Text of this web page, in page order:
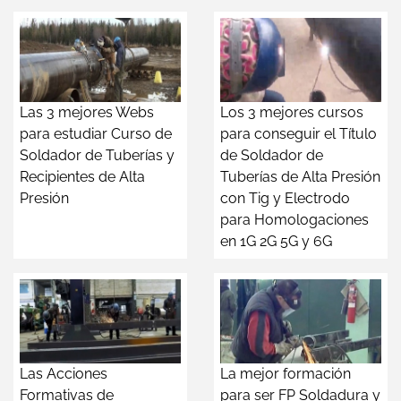
Las 3 mejores Webs
para estudiar Curso de
Soldador de Tuberías y
Recipientes de Alta
Presión
Los 3 mejores cursos
para conseguir el Título
de Soldador de
Tuberías de Alta Presión
con Tig y Electrodo
para Homologaciones
en 1G 2G 5G y 6G
Las Acciones
Formativas de
La mejor formación
para ser FP Soldadura y